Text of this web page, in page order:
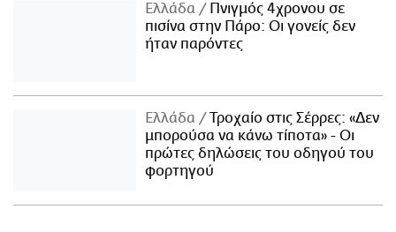
Ελλάδα
Πνιγμός 4χρονου σε
πισίνα στην Πάρο: Οι γονείς δεν
ήταν παρόντες
Ελλάδα
Τροχαίο στις Σέρρες: «Δεν
μπορούσα να κάνω τίποτα» - Οι
πρώτες δηλώσεις του οδηγού του
φορτηγού